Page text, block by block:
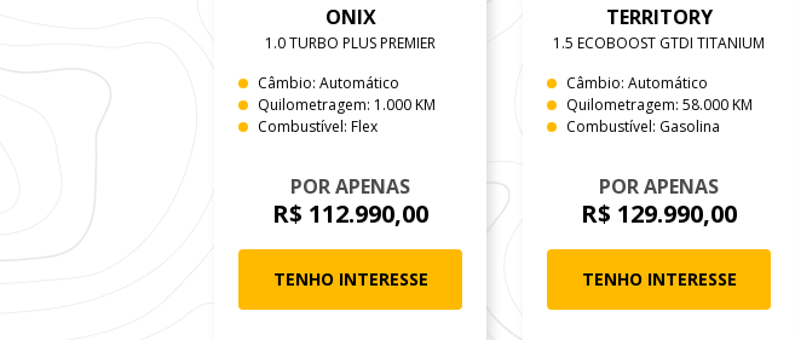
ONIX
1.0 TURBO PLUS PREMIER
Câmbio: Automático
Quilometragem: 1.000 KM
Combustível: Flex
POR APENAS
R$ 112.990,00
TENHO INTERESSE
TERRITORY
1.5 ECOBOOST GTDI TITANIUM
Câmbio: Automático
Quilometragem: 58.000 KM
Combustível: Gasolina
POR APENAS
R$ 129.990,00
TENHO INTERESSE